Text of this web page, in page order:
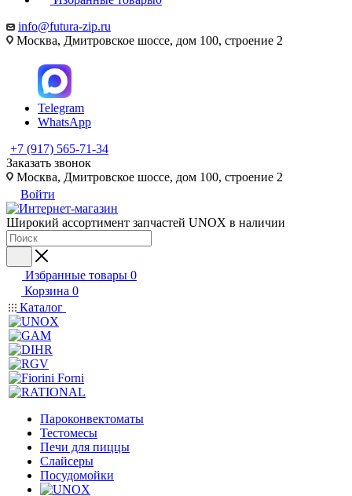
info@futura-zip.ru
Москва, Дмитровское шоссе, дом 100, строение 2
Telegram
WhatsApp
+7 (917) 565-71-34
Заказать звонок
Москва, Дмитровское шоссе, дом 100, строение 2
Войти
Широкий ассортимент запчастей UNOX в наличии
Избранные товары 0
Корзина 0
Каталог
Пароконвектоматы
Тестомесы
Печи для пиццы
Слайсеры
Посудомойки